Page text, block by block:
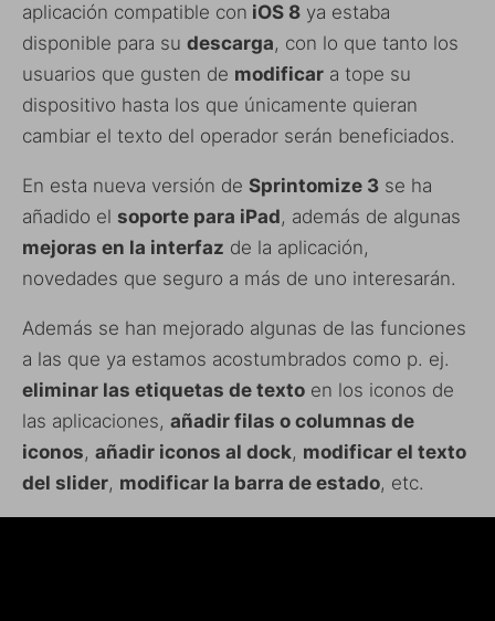
aplicación compatible con iOS 8 ya estaba
disponible para su descarga, con lo que tanto los
usuarios que gusten de modificar a tope su
dispositivo hasta los que únicamente quieran
cambiar el texto del operador serán beneficiados.
En esta nueva versión de Sprintomize 3 se ha
añadido el soporte para iPad, además de algunas
mejoras en la interfaz de la aplicación,
novedades que seguro a más de uno interesarán.
Además se han mejorado algunas de las funciones
a las que ya estamos acostumbrados como p. ej.
eliminar las etiquetas de texto en los iconos de
las aplicaciones, añadir filas o columnas de
iconos, añadir iconos al dock, modificar el texto
del slider, modificar la barra de estado, etc.